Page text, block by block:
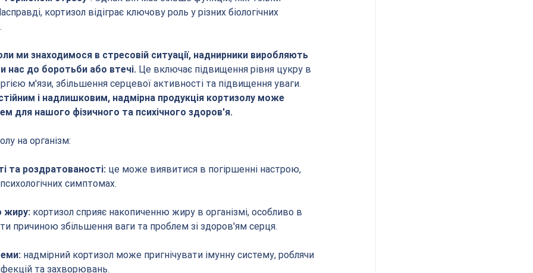
кортизол відіграє ключову роль у різних біологічних
ми знаходимося в стресовій ситуації, наднирники виробляють
нас до боротьби або втечі. Це включає підвищення рівня цукру в
м'язи, збільшення серцевої активності та підвищення уваги.
і надлишковим, надмірна продукція кортизолу може
для нашого фізичного та психічного здоров'я.
на організм:
та роздратованості: це може виявитися в погіршенні настрою,
симптомах.
жиру: кортизол сприяє накопиченню жиру в організмі, особливо в
причиною збільшення ваги та проблем зі здоров'ям серця.
надмірний кортизол може пригнічувати імунну систему, роблячи
та захворювань.